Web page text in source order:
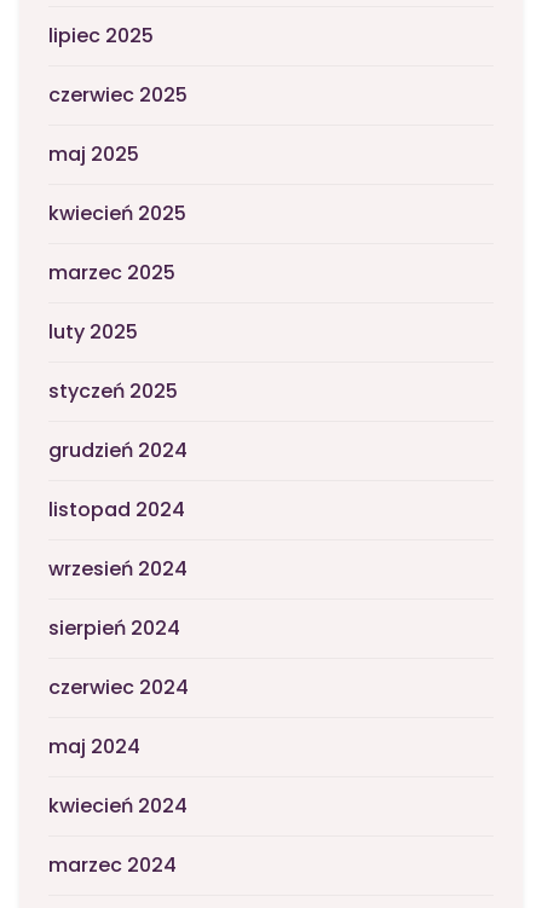
lipiec 2025
czerwiec 2025
maj 2025
kwiecień 2025
marzec 2025
luty 2025
styczeń 2025
grudzień 2024
listopad 2024
wrzesień 2024
sierpień 2024
czerwiec 2024
maj 2024
kwiecień 2024
marzec 2024